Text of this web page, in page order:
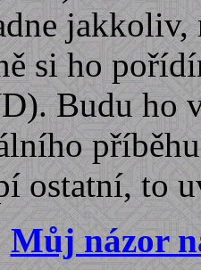
jakkoliv,
si ho
Budu ho
ostatní, to
Můj názor